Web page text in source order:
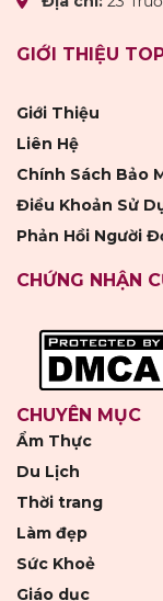
GIỚI THIỆU
Giới Thiệu
Liên Hệ
Chính Sách Bảo
Điều Khoản Sử
Phản Hồi Người
CHỨNG NHẬN
CHUYÊN MỤC
Ẩm Thực
Du Lịch
Thời trang
Làm đẹp
Sức Khoẻ
Giáo dục